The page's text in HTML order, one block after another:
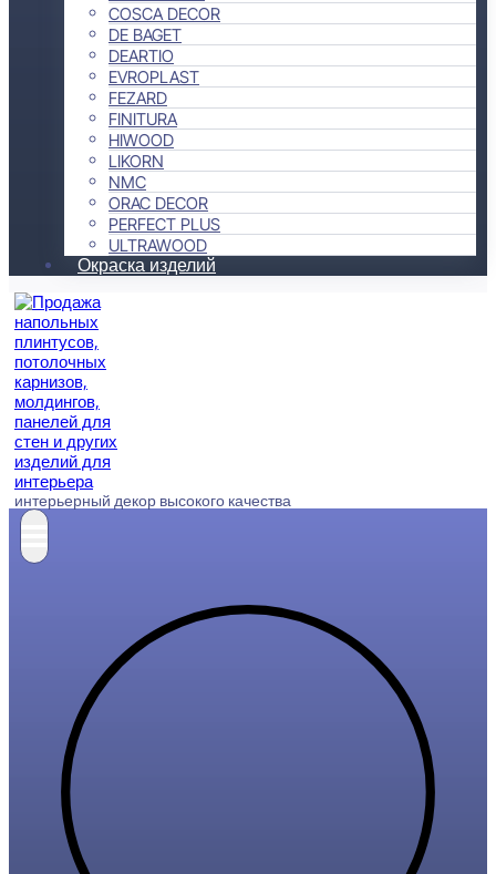
COSCA DECOR
DE BAGET
DEARTIO
EVROPLAST
FEZARD
FINITURA
HIWOOD
LIKORN
NMC
ORAC DECOR
PERFECT PLUS
ULTRAWOOD
Окраска изделий
интерьерный декор высокого качества